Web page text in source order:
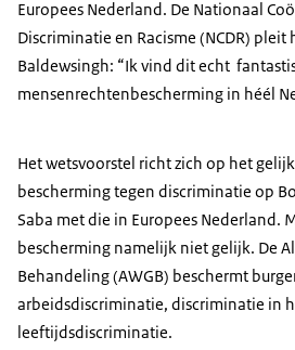
Europees Nederland. De Nationaal
Discriminatie en Racisme (NCDR) pleit
Baldewsingh: “Ik vind dit echt
mensenrechtenbescherming in héél
Het wetsvoorstel richt zich op het
bescherming tegen discriminatie op
Saba met die in Europees Nederland.
bescherming namelijk niet gelijk. De
Behandeling (AWGB) beschermt
arbeidsdiscriminatie, discriminatie in
leeftijdsdiscriminatie.